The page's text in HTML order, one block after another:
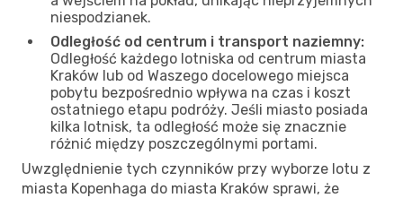
niespodzianek.
Odległość od centrum i transport naziemny:
Odległość każdego lotniska od centrum miasta
Kraków lub od Waszego docelowego miejsca
pobytu bezpośrednio wpływa na czas i koszt
ostatniego etapu podróży. Jeśli miasto posiada
kilka lotnisk, ta odległość może się znacznie
różnić między poszczególnymi portami.
Uwzględnienie tych czynników przy wyborze lotu z
miasta Kopenhaga do miasta Kraków sprawi, że